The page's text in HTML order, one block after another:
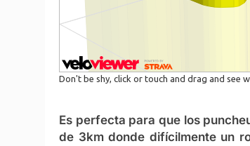
Es perfecta para que los
de 3km donde difícilmente un